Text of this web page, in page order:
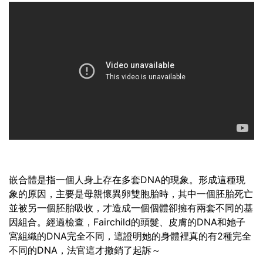
嵌合體是指一個人身上存在多套DNA的現象。形成這種現
象的原因，主要是母親懷異卵雙胞胎時，其中一個胚胎死亡
並被另一個胚胎吸收，才造成一個個體卻擁有兩套不同的基
因組合。經過檢查，Fairchild的頭髮、皮膚的DNA和她子
宮組織的DNA完全不同，這證明她的身體裡真的有2種完全
不同的DNA，法官這才撤銷了起訴～